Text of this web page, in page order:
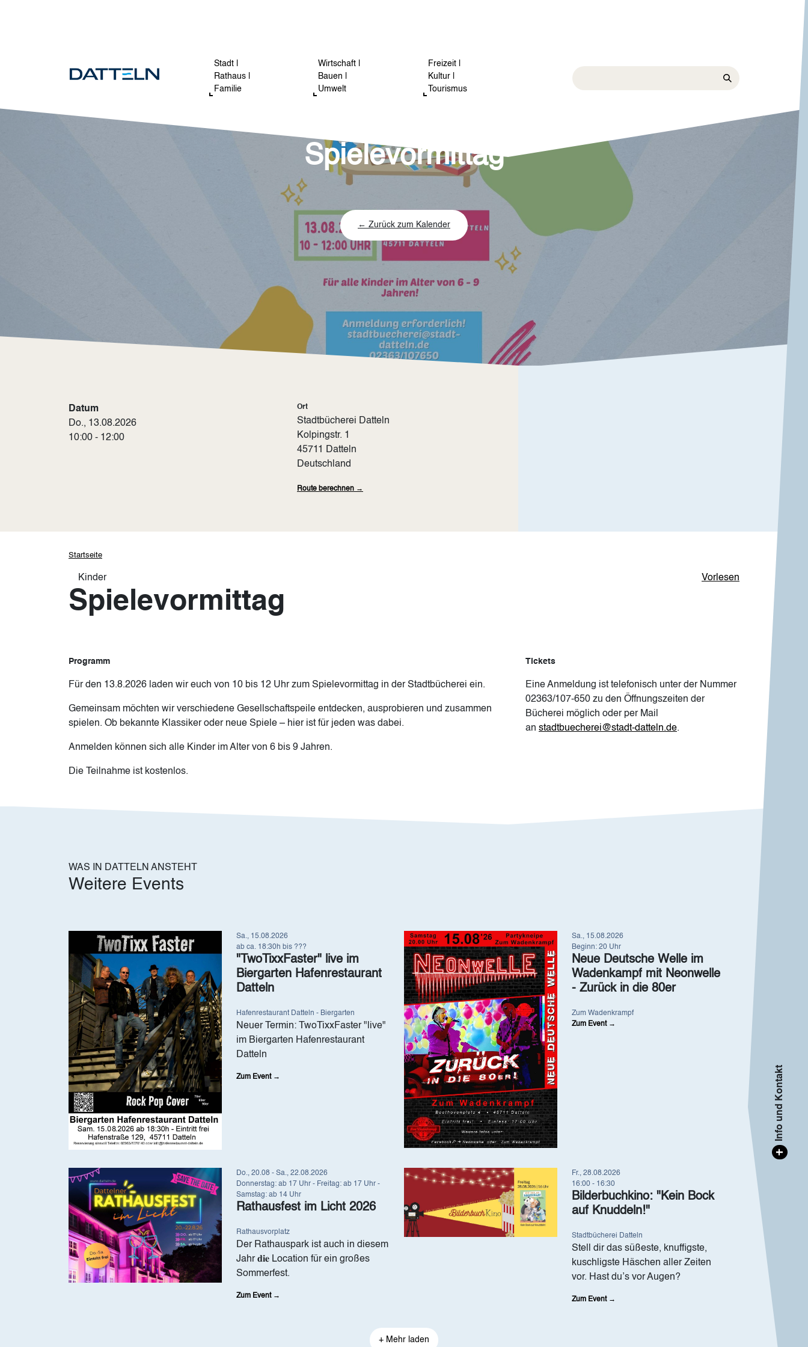
Stadt |
Rathaus |
Familie
Wirtschaft |
Bauen |
Umwelt
Freizeit |
Kultur |
Tourismus
Spielevormittag
← Zurück zum Kalender
Datum
Do., 13.08.2026
10:00 - 12:00
Ort
Stadtbücherei Datteln
Kolpingstr. 1
45711 Datteln
Deutschland
Route berechnen →
Pfadnavigation
Startseite
Vorlesen
Kinder
Spielevormittag
Programm
Für den 13.8.2026 laden wir euch von 10 bis 12 Uhr zum Spielevormittag in der Stadtbücherei ein.
Gemeinsam möchten wir verschiedene Gesellschaftspeile entdecken, ausprobieren und zusammen
spielen. Ob bekannte Klassiker oder neue Spiele – hier ist für jeden was dabei.
Anmelden können sich alle Kinder im Alter von 6 bis 9 Jahren.
Die Teilnahme ist kostenlos.
Tickets
Eine Anmeldung ist telefonisch unter der Nummer
02363/107-650 zu den Öffnungszeiten der
Bücherei möglich oder per Mail
an stadtbuecherei@stadt-datteln.de.
WAS IN DATTELN ANSTEHT
Weitere Events
Sa., 15.08.2026
ab ca. 18:30h bis ???
"TwoTixxFaster" live im
Biergarten Hafenrestaurant
Datteln
Hafenrestaurant Datteln - Biergarten
Neuer Termin: TwoTixxFaster "live"
im Biergarten Hafenrestaurant
Datteln
Zum Event →
Image
Sa., 15.08.2026
Beginn: 20 Uhr
Neue Deutsche Welle im
Wadenkampf mit Neonwelle
- Zurück in die 80er
Zum Wadenkrampf
Zum Event →
Image Do., 20.08 - Sa., 22.08.2026
Donnerstag: ab 17 Uhr - Freitag: ab 17 Uhr -
Samstag: ab 14 Uhr
Rathausfest im Licht 2026
Rathausvorplatz
Der Rathauspark ist auch in diesem
Jahr 𝐝𝐢𝐞 Location für ein großes
Sommerfest.
Zum Event →
Image
Fr., 28.08.2026
16:00 - 16:30
Bilderbuchkino: "Kein Bock
auf Knuddeln!"
Stadtbücherei Datteln
Stell dir das süßeste, knuffigste,
kuschligste Häschen aller Zeiten
vor. Hast du’s vor Augen?
Zum Event →
+ Mehr laden
+
Info und Kontakt